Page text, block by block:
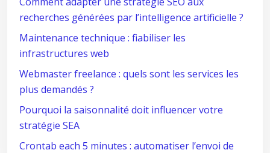
recherches générées par l’intelligence artificielle ?
Maintenance technique : fiabiliser les
infrastructures web
Webmaster freelance : quels sont les services les
plus demandés ?
Pourquoi la saisonnalité doit influencer votre
stratégie SEA
Crontab each 5 minutes : automatiser l’envoi de